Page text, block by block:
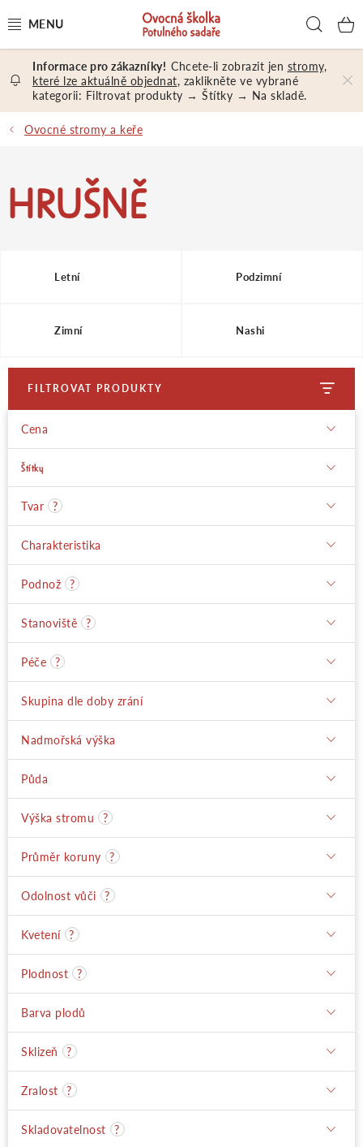
na
OVOCNÉ STROMY A KEŘE
NÁŘADÍ A MATERIÁL
PORADENSTVÍ
PRODEJNA
Jak nakupovat
Hodnocení obchodu
Moje objednávka
Chcete-li zobrazit jen stromy,
které lze aktuálně objednat, zaklikněte ve vybrané
kategorii: Filtrovat produkty → Štítky → Na skladě.
Ovocné stromy a keře
HRUŠNĚ
Letní Podzimní
Zimní Nashi
FILTROVAT PRODUKTY
Cena
Štítky
Tvar ?
Charakteristika
Podnož ?
Stanoviště ?
Péče ?
Skupina dle doby zrání
Nadmořská výška
Půda
Výška stromu ?
Průměr koruny ?
Odolnost vůči ?
Kvetení ?
Plodnost ?
Barva plodů
Sklizeň ?
Zralost ?
Skladovatelnost ?